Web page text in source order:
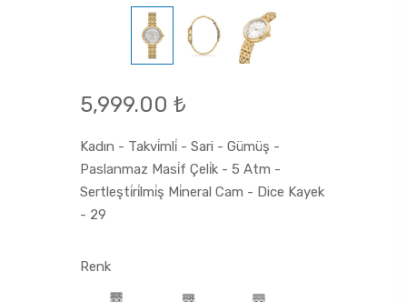
5,999.00 ₺
Kadın - Takvi̇mli̇ - Sari - Gümüş -
Paslanmaz Masi̇f Çeli̇k - 5 Atm -
Sertleşti̇ri̇lmi̇ş Mi̇neral Cam - Dice Kayek
- 29
Renk